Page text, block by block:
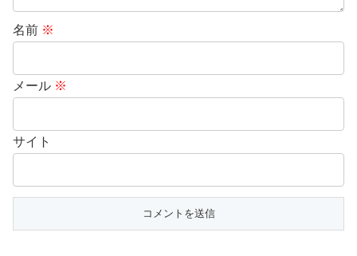
名前 ※
メール ※
サイト